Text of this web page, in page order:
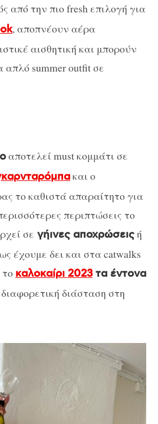
από την πιο fresh επιλογή για
, αποπνέουν αέρα
αισθητική και μπορούν
summer outfit σε
αποτελεί must κομμάτι σε
και ο
το καθιστά απαραίτητο για
περιπτώσεις το
σε γήινες αποχρώσειςή
έχουμε δει και στα catwalks
το καλοκαίρι 2023τα έντονα
διάσταση στη